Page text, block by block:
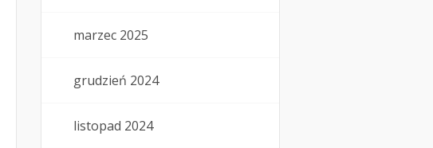
marzec 2025
grudzień 2024
listopad 2024